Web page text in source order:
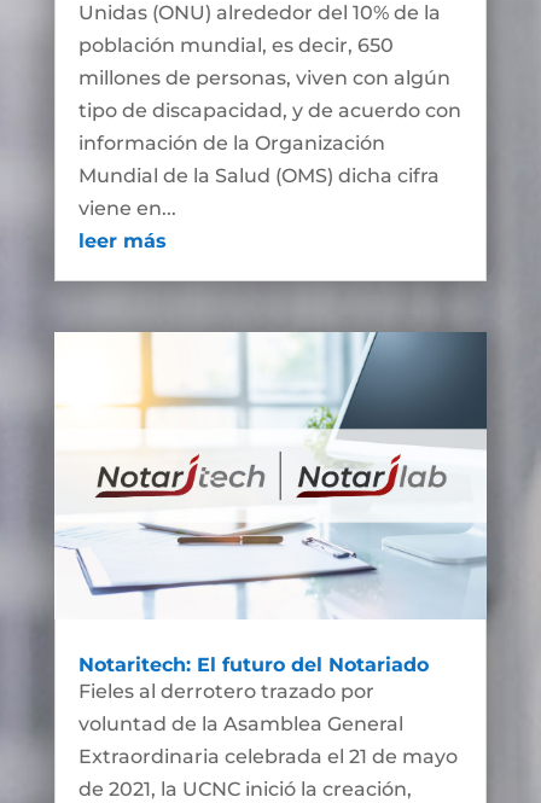
Unidas (ONU) alrededor del 10% de la
población mundial, es decir, 650
millones de personas, viven con algún
tipo de discapacidad, y de acuerdo con
información de la Organización
Mundial de la Salud (OMS) dicha cifra
viene en...
leer más
Notaritech: El futuro del Notariado
Fieles al derrotero trazado por
voluntad de la Asamblea General
Extraordinaria celebrada el 21 de mayo
de 2021, la UCNC inició la creación,